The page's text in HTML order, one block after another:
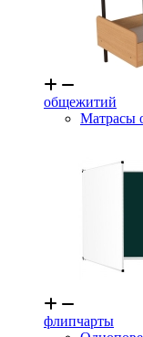
общежитий
Матрасы
флипчарты